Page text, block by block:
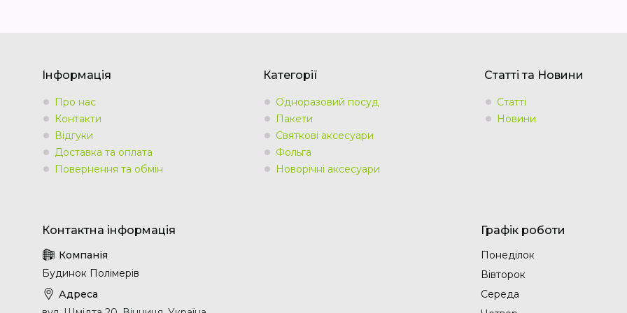
Інформація
Про нас
Контакти
Відгуки
Доставка та оплата
Повернення та обмін
Категорії
Одноразовий посуд
Пакети
Святкові аксесуари
Фольга
Новорічні аксесуари
Статті та Новини
Статті
Новини
Будинок Полімерів
Графік роботи
Понеділок
Вівторок
Середа